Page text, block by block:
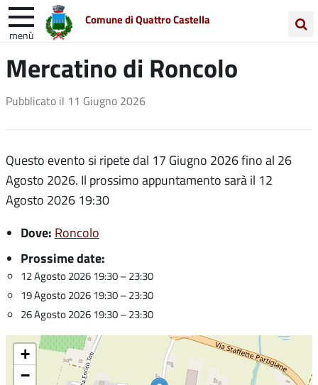
Comune di Quattro Castella
menù
nel
Entra in Comune Vivi Quattro Castella
Unione Colline Matildiche
Mercatino di Roncolo
Pubblicato il 11 Giugno 2026
Questo evento si ripete dal 17 Giugno 2026 fino al 26
Agosto 2026. Il prossimo appuntamento sarà il 12
Agosto 2026 19:30
Dove: Roncolo
Prossime date:
12 Agosto 2026 19:30–23:30
19 Agosto 2026 19:30–23:30
26 Agosto 2026 19:30–23:30
+
−